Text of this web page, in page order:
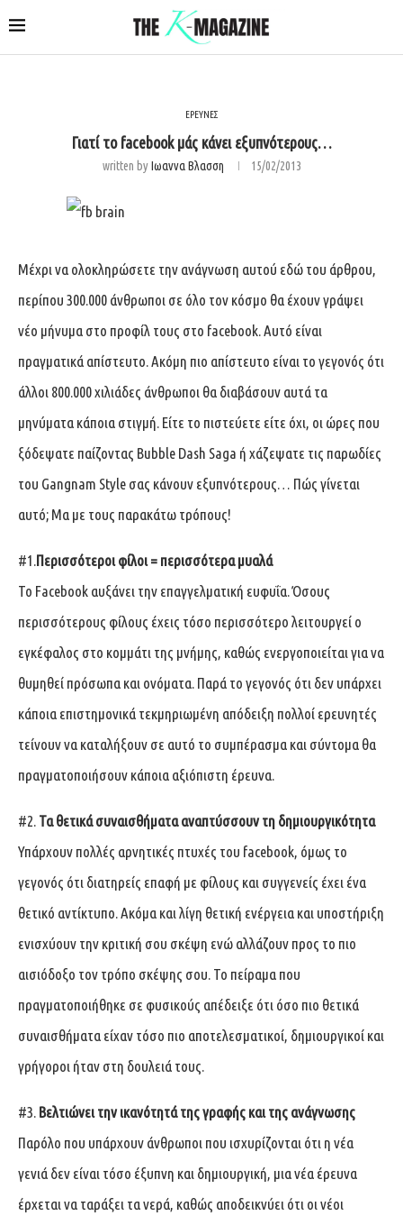
ΕΡΕΥΝΕΣ
Γιατί το facebook μάς κάνει εξυπνότερους…
written byΙωαννα Βλασση 15/02/2013
Μέχρι να ολοκληρώσετε την ανάγνωση αυτού εδώ του άρθρου,
περίπου 300.000 άνθρωποι σε όλο τον κόσμο θα έχουν γράψει
νέο μήνυμα στο προφίλ τους στο facebook. Αυτό είναι
πραγματικά απίστευτο. Ακόμη πιο απίστευτο είναι το γεγονός ότι
άλλοι 800.000 χιλιάδες άνθρωποι θα διαβάσουν αυτά τα
μηνύματα κάποια στιγμή. Είτε το πιστεύετε είτε όχι, οι ώρες που
ξόδεψατε παίζοντας Bubble Dash Saga ή χάζεψατε τις παρωδίες
του Gangnam Style σας κάνουν εξυπνότερους… Πώς γίνεται
αυτό; Μα με τους παρακάτω τρόπους!
#1.Περισσότεροι φίλοι = περισσότερα μυαλά
Το Facebook αυξάνει την επαγγελματική ευφυΐα. Όσους
περισσότερους φίλους έχεις τόσο περισσότερο λειτουργεί ο
εγκέφαλος στο κομμάτι της μνήμης, καθώς ενεργοποιείται για να
θυμηθεί πρόσωπα και ονόματα. Παρά το γεγονός ότι δεν υπάρχει
κάποια επιστημονικά τεκμηριωμένη απόδειξη πολλοί ερευνητές
τείνουν να καταλήξουν σε αυτό το συμπέρασμα και σύντομα θα
πραγματοποιήσουν κάποια αξιόπιστη έρευνα.
#2. Τα θετικά συναισθήματα αναπτύσσουν τη δημιουργικότητα
Υπάρχουν πολλές αρνητικές πτυχές του facebook, όμως το
γεγονός ότι διατηρείς επαφή με φίλους και συγγενείς έχει ένα
θετικό αντίκτυπο. Ακόμα και λίγη θετική ενέργεια και υποστήριξη
ενισχύουν την κριτική σου σκέψη ενώ αλλάζουν προς το πιο
αισιόδοξο τον τρόπο σκέψης σου. Το πείραμα που
πραγματοποιήθηκε σε φυσικούς απέδειξε ότι όσο πιο θετικά
συναισθήματα είχαν τόσο πιο αποτελεσματικοί, δημιουργικοί και
γρήγοροι ήταν στη δουλειά τους.
#3. Βελτιώνει την ικανότητά της γραφής και της ανάγνωσης
Παρόλο που υπάρχουν άνθρωποι που ισχυρίζονται ότι η νέα
γενιά δεν είναι τόσο έξυπνη και δημιουργική, μια νέα έρευνα
έρχεται να ταράξει τα νερά, καθώς αποδεικνύει ότι οι νέοι